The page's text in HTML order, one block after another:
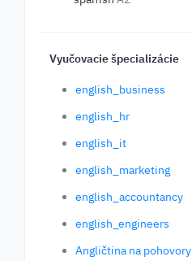
Vyučovacie špecializácie
english_business
english_hr
english_it
english_marketing
english_accountancy
english_engineers
Angličtina na pohovory